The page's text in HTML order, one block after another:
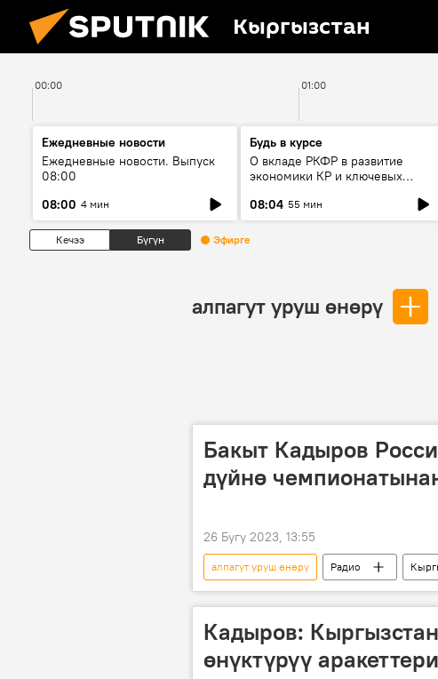
Кыргызстан
00:00 01:00
Ежедневные новости
Ежедневные новости. Выпуск
08:00
08:00 4 мин
Будь в курсе
О вкладе РКФР в развитие
экономики КР и ключевых
08:04 55 мин
Кечээ Бүгүн Эфирге
алпагут уруш өнөрү
Бакыт Кадыров
дүйнө
26 Бугу 2023, 13:55
алпагут уруш өнөрү Радио
Бакыт Кадыров
Кадыров:
өнүктүрүү